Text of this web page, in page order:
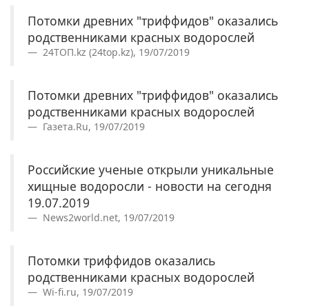
Потомки древних "триффидов" оказались
родственниками красных водорослей
24ТОП.kz (24top.kz), 19/07/2019
Потомки древних "триффидов" оказались
родственниками красных водорослей
Газета.Ru, 19/07/2019
Российские ученые открыли уникальные
хищные водоросли - новости на сегодня
19.07.2019
News2world.net, 19/07/2019
Потомки триффидов оказались
родственниками красных водорослей
Wi-fi.ru, 19/07/2019